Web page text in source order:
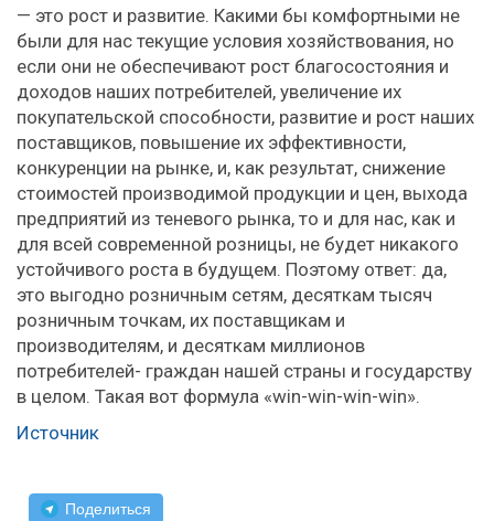
— это рост и развитие. Какими бы комфортными не
были для нас текущие условия хозяйствования, но
если они не обеспечивают рост благосостояния и
доходов наших потребителей, увеличение их
покупательской способности, развитие и рост наших
поставщиков, повышение их эффективности,
конкуренции на рынке, и, как результат, снижение
стоимостей производимой продукции и цен, выхода
предприятий из теневого рынка, то и для нас, как и
для всей современной розницы, не будет никакого
устойчивого роста в будущем. Поэтому ответ: да,
это выгодно розничным сетям, десяткам тысяч
розничным точкам, их поставщикам и
производителям, и десяткам миллионов
потребителей- граждан нашей страны и государству
в целом. Такая вот формула «win-win-win-win».
Источник
Поделиться